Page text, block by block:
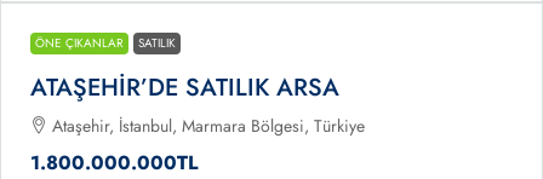
ÖNE ÇIKANLAR SATILIK
ATAŞEHİR’DE SATILIK ARSA
Ataşehir, İstanbul, Marmara Bölgesi, Türkiye
1.800.000.000TL